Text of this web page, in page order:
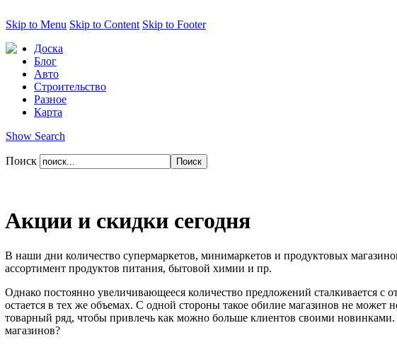
Skip to Menu Skip to Content Skip to Footer
Доска
Блог
Авто
Строительство
Разное
Карта
Show Search
Поиск
Акции и скидки сегодня
В наши дни количество супермаркетов, минимаркетов и продуктовых
ассортимент продуктов питания, бытовой химии и пр.
Однако постоянно увеличивающееся количество предложений сталкивается с
остается в тех же объемах. С одной стороны такое обилие магазинов не
товарный ряд, чтобы привлечь как можно больше клиентов своими
магазинов?